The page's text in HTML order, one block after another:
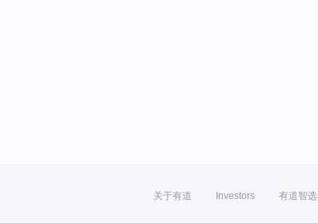
关于有道 Investors 有道智选